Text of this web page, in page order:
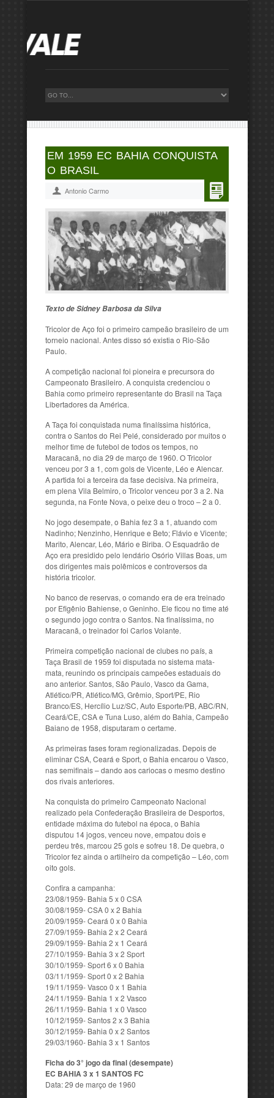
EM 1959 EC BAHIA CONQUISTA
O BRASIL
Antonio Carmo
Texto de Sidney Barbosa da Silva
Tricolor de Aço foi o primeiro campeão brasileiro de um
torneio nacional. Antes disso só existia o Rio-São
Paulo.
A competição nacional foi pioneira e precursora do
Campeonato Brasileiro. A conquista credenciou o
Bahia como primeiro representante do Brasil na Taça
Libertadores da América.
A Taça foi conquistada numa finalíssima histórica,
contra o Santos do Rei Pelé, considerado por muitos o
melhor time de futebol de todos os tempos, no
Maracanã, no dia 29 de março de 1960. O Tricolor
venceu por 3 a 1, com gols de Vicente, Léo e Alencar.
A partida foi a terceira da fase decisiva. Na primeira,
em plena Vila Belmiro, o Tricolor venceu por 3 a 2. Na
segunda, na Fonte Nova, o peixe deu o troco – 2 a 0.
No jogo desempate, o Bahia fez 3 a 1, atuando com
Nadinho; Nenzinho, Henrique e Beto; Flávio e Vicente;
Marito, Alencar, Léo, Mário e Biriba. O Esquadrão de
Aço era presidido pelo lendário Osório Villas Boas, um
dos dirigentes mais polêmicos e controversos da
história tricolor.
No banco de reservas, o comando era de era treinado
por Efigênio Bahiense, o Geninho. Ele ficou no time até
o segundo jogo contra o Santos. Na finalíssima, no
Maracanã, o treinador foi Carlos Volante.
Primeira competição nacional de clubes no país, a
Taça Brasil de 1959 foi disputada no sistema mata-
mata, reunindo os principais campeões estaduais do
ano anterior. Santos, São Paulo, Vasco da Gama,
Atlético/PR, Atlético/MG, Grêmio, Sport/PE, Rio
Branco/ES, Hercílio Luz/SC, Auto Esporte/PB, ABC/RN,
Ceará/CE, CSA e Tuna Luso, além do Bahia, Campeão
Baiano de 1958, disputaram o certame.
As primeiras fases foram regionalizadas. Depois de
eliminar CSA, Ceará e Sport, o Bahia encarou o Vasco,
nas semifinais – dando aos cariocas o mesmo destino
dos rivais anteriores.
Na conquista do primeiro Campeonato Nacional
realizado pela Confederação Brasileira de Desportos,
entidade máxima do futebol na época, o Bahia
disputou 14 jogos, venceu nove, empatou dois e
perdeu três, marcou 25 gols e sofreu 18. De quebra, o
Tricolor fez ainda o artilheiro da competição – Léo, com
oito gols.
Confira a campanha:
23/08/1959- Bahia 5 x 0 CSA
30/08/1959- CSA 0 x 2 Bahia
20/09/1959- Ceará 0 x 0 Bahia
27/09/1959- Bahia 2 x 2 Ceará
29/09/1959- Bahia 2 x 1 Ceará
27/10/1959- Bahia 3 x 2 Sport
30/10/1959- Sport 6 x 0 Bahia
03/11/1959- Sport 0 x 2 Bahia
19/11/1959- Vasco 0 x 1 Bahia
24/11/1959- Bahia 1 x 2 Vasco
26/11/1959- Bahia 1 x 0 Vasco
10/12/1959- Santos 2 x 3 Bahia
30/12/1959- Bahia 0 x 2 Santos
29/03/1960- Bahia 3 x 1 Santos
Ficha do 3° jogo da final (desempate)
EC BAHIA 3 x 1 SANTOS FC
Data: 29 de março de 1960